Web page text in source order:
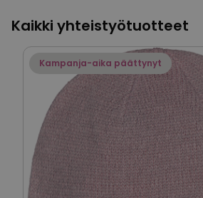
Kaikki yhteistyötuotteet
Kampanja-aika päättynyt